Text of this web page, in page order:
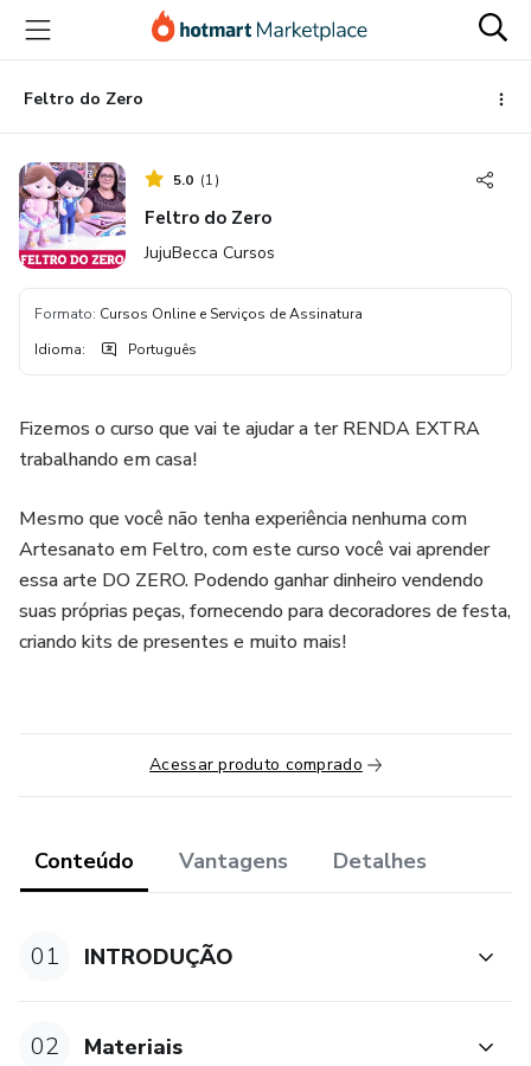
para
conteúdo
principal
para
pagamento
para
rodapé
Feltro do Zero
5.0 (1)
Feltro do Zero
JujuBecca Cursos
Formato: Cursos Online e Serviços de Assinatura
Idioma: Português
Fizemos o curso que vai te ajudar a ter RENDA EXTRA
trabalhando em casa!
Mesmo que você não tenha experiência nenhuma com
Artesanato em Feltro, com este curso você vai aprender
essa arte DO ZERO. Podendo ganhar dinheiro vendendo
suas próprias peças, fornecendo para decoradores de festa,
criando kits de presentes e muito mais!
Acessar produto comprado
Conteúdo Vantagens Detalhes
01 INTRODUÇÃO
02 Materiais